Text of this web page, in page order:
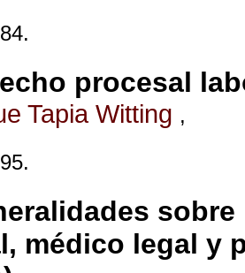
procesal
Tapia Witting ,
médico legal y